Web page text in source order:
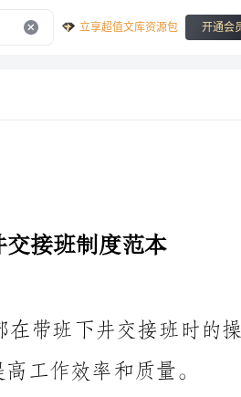
立享超值文库资源包 开通会
本制度适用于所有带班下井的领导干部，包括但不限于井口监